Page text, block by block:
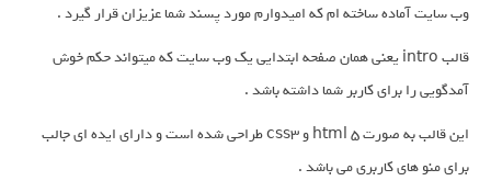
وب سایت آماده ساخته ام که امیدوارم مورد پسند شما عزیزان قرار گیرد .
قالب intro یعنی همان صفحه ابتدایی یک وب سایت که میتواند حکم خوش
آمدگویی را برای کاربر شما داشته باشد .
این قالب به صورت html 5 و css3 طراحی شده است و دارای ایده ای جالب
برای منو های کاربری می باشد .